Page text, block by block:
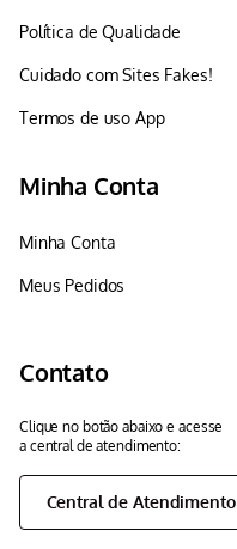
Política de Qualidade
Cuidado com Sites Fakes!
Termos de uso App
Minha Conta
Minha Conta
Meus Pedidos
Contato
Clique no botão abaixo e acesse
a central de atendimento:
Central de Atendimento